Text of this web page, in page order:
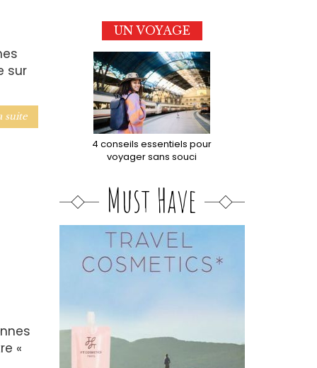
sur
suite
«
UN VOYAGE
4 conseils essentiels pour
voyager sans souci
Must Have